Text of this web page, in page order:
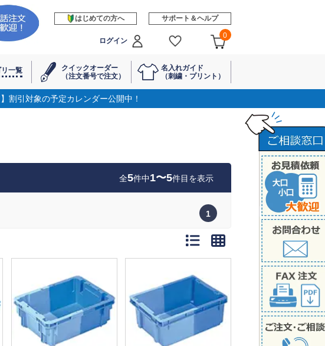
はじめての方へ サポート＆ヘルプ
ログイン
0
一覧
クイックオーダー
（注文番号で注文）
名入れガイド
（刺繍・プリント）
割引対象の予定カレンダー公開中！
全5件中1〜5件目を表示
1